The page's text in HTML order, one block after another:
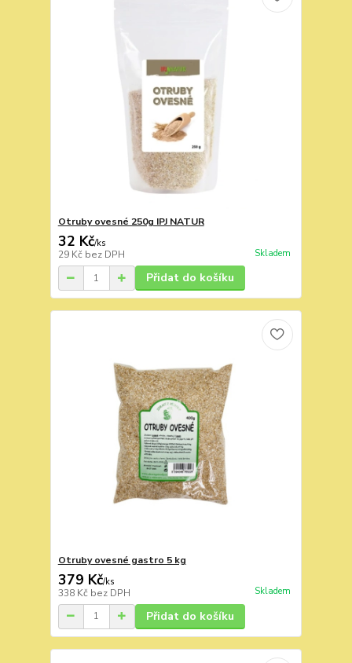
Otruby ovesné 250g IPJ NATUR
32 Kč/ks
29 Kč bez DPH Skladem
Přidat do košíku
Otruby ovesné gastro 5 kg
379 Kč/ks
338 Kč bez DPH Skladem
Přidat do košíku